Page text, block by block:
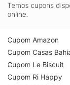
Temos cupons
online.
Cupom Amazon
Cupom Casas
Cupom Le Biscuit
Cupom Ri Happy